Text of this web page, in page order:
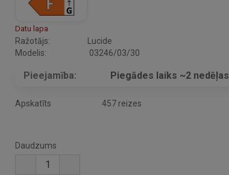
Datu lapa
Ražotājs:
Lucide
Modelis:
03246/03/30
Pieejamība: Piegādes laiks ~2 nedēļas
Apskatīts 457 reizes
Daudzums